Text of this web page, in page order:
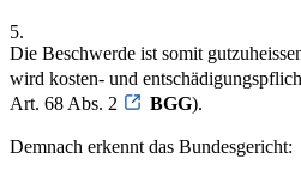
5.
Die Beschwerde ist somit
wird kosten- und
Art. 68 Abs. 2
BGG).
Demnach erkennt das Bundesgericht: